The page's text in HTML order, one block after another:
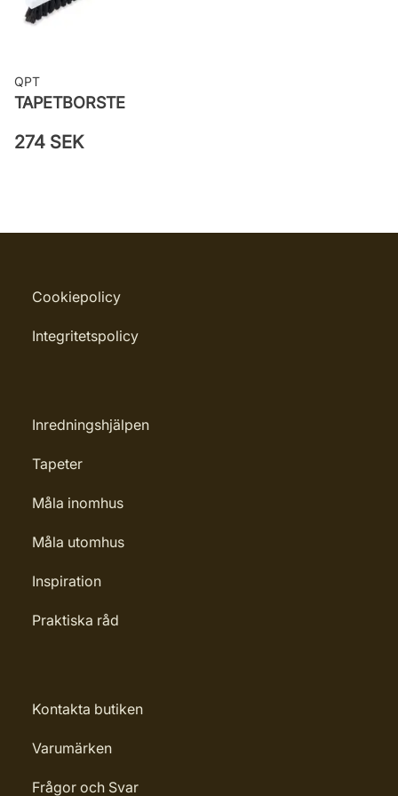
QPT
TAPETBORSTE
274 SEK
Cookiepolicy
Integritetspolicy
Inredningshjälpen
Tapeter
Måla inomhus
Måla utomhus
Inspiration
Praktiska råd
Kontakta butiken
Varumärken
Frågor och Svar